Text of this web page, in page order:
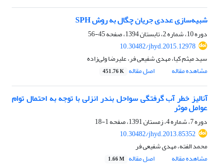
شبیه‌سازی عددی جریان چگال به روش SPH
دوره 10، شماره 2، تابستان 1394، صفحه
45-56
10.30482/jhyd.2015.12978
سید میثم کیا، مهدی شفیعی فر، علیرضا ولی‌زاده
مشاهده مقاله
اصل مقاله 451.76 K
آنالیز خطر آب گرفتگی سواحل بندر انزلی با توجه به احتمال توام
عوامل موثر
دوره 7، شماره 4، زمستان 1391، صفحه
1-18
10.30482/jhyd.2013.85352
محمد الفته، مهدی شفیعی فر
مشاهده مقاله
اصل مقاله 1.66 M